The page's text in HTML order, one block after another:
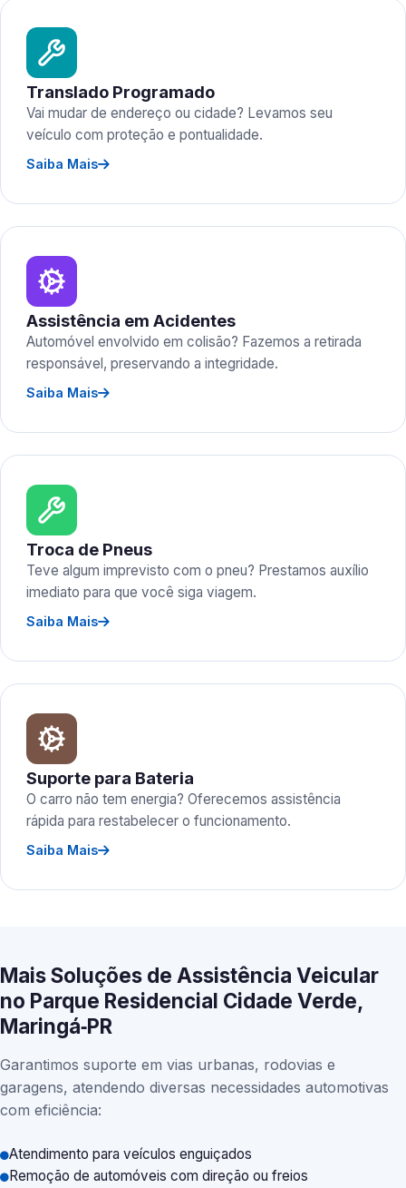
Translado Programado
Vai mudar de endereço ou cidade? Levamos seu
veículo com proteção e pontualidade.
Saiba Mais
Assistência em Acidentes
Automóvel envolvido em colisão? Fazemos a retirada
responsável, preservando a integridade.
Saiba Mais
Troca de Pneus
Teve algum imprevisto com o pneu? Prestamos auxílio
imediato para que você siga viagem.
Saiba Mais
Suporte para Bateria
O carro não tem energia? Oferecemos assistência
rápida para restabelecer o funcionamento.
Saiba Mais
Mais Soluções de Assistência Veicular
no Parque Residencial Cidade Verde,
Maringá‑PR
Garantimos suporte em vias urbanas, rodovias e
garagens, atendendo diversas necessidades automotivas
com eficiência:
Atendimento para veículos enguiçados
Remoção de automóveis com direção ou freios